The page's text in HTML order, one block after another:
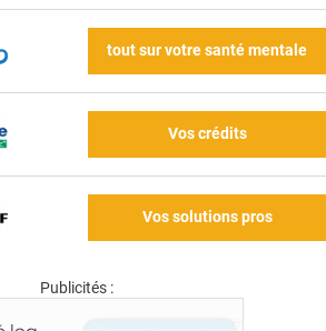
tout sur votre santé mentale
Vos crédits
Vos solutions pros
Publicités :